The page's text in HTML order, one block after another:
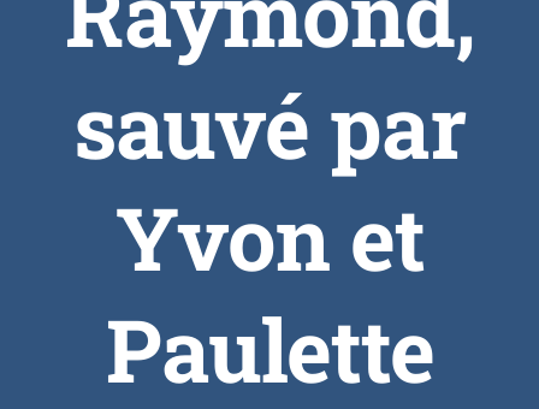
sauvé par
Yvon et
Paulette